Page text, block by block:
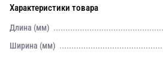
Характеристики товара
Длина (мм)
Ширина (мм)